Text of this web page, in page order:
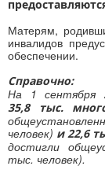
Матерям,
инвалидов
обеспечении.
Справочно:
На 1 сентября
35,8 тыс.
человек) и 22,6
достигли
тыс. человек).